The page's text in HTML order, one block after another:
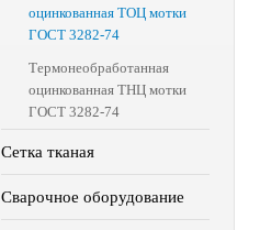
оцинкованная ТОЦ мотки
ГОСТ 3282-74
Термонеобработанная
оцинкованная ТНЦ мотки
ГОСТ 3282-74
Сетка тканая
Сварочное оборудование